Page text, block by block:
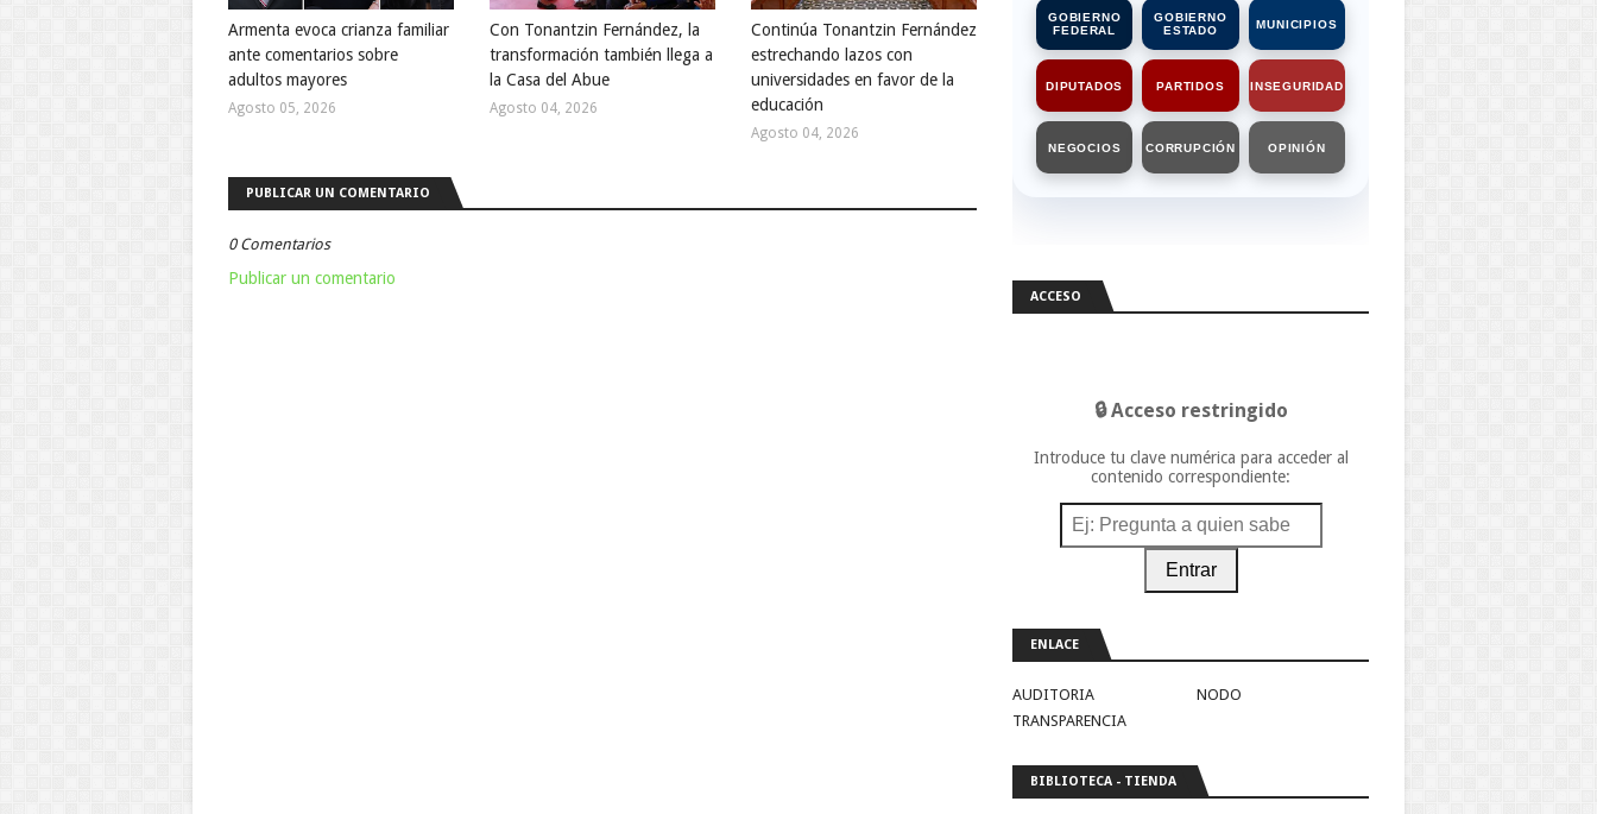
Armenta evoca crianza familiar
ante comentarios sobre
adultos mayores
Agosto 05, 2026
Con Tonantzin Fernández, la
transformación también llega a
la Casa del Abue
Agosto 04, 2026
Continúa Tonantzin Fernández
estrechando lazos con
universidades en favor de la
educación
Agosto 04, 2026
PUBLICAR UN COMENTARIO
0 Comentarios
Publicar un comentario
GOBIERNO
FEDERAL
GOBIERNO
ESTADO
MUNICIPIOS
DIPUTADOS PARTIDOS INSEGURIDAD
NEGOCIOS CORRUPCIÓN OPINIÓN
ACCESO
🔒 Acceso restringido
Introduce tu clave numérica para acceder al
contenido correspondiente:
Entrar
ENLACE
AUDITORIA
NODO
TRANSPARENCIA
BIBLIOTECA - TIENDA